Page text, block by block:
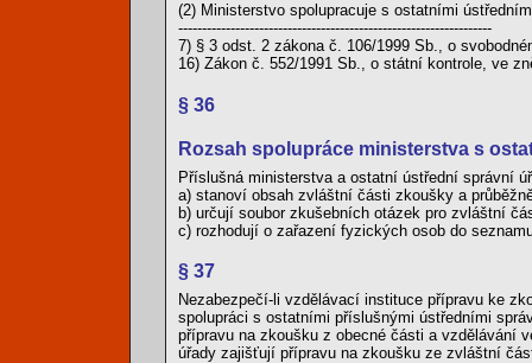
(2) Ministerstvo spolupracuje s ostatními
------------------------------------------------------------------
7) § 3 odst. 2 zákona č. 106/1999 Sb., o
16) Zákon č. 552/1991 Sb., o státní kontrole, ve
§ 36
Rozsah spolupráce ministerstva s
Příslušná ministerstva a ostatní ústřední správní
a) stanoví obsah zvláštní části zkoušky a
b) určují soubor zkušebních otázek pro zvláštní
c) rozhodují o zařazení fyzických osob do
§ 37
Nezabezpečí-li vzdělávací instituce přípravu ke
spolupráci s ostatními příslušnými ústředními
přípravu na zkoušku z obecné části a vzdělávání
úřady zajišťují přípravu na zkoušku ze zvláštní